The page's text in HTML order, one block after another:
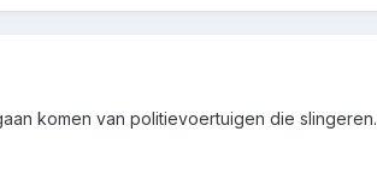
komen van politievoertuigen die